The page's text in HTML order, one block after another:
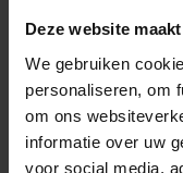
Deze website
We gebruiken
personaliseren, om
om ons
informatie over uw
voor social media,
VU 5G2.5
20MM 50M
Artikelnummer:
EAN: